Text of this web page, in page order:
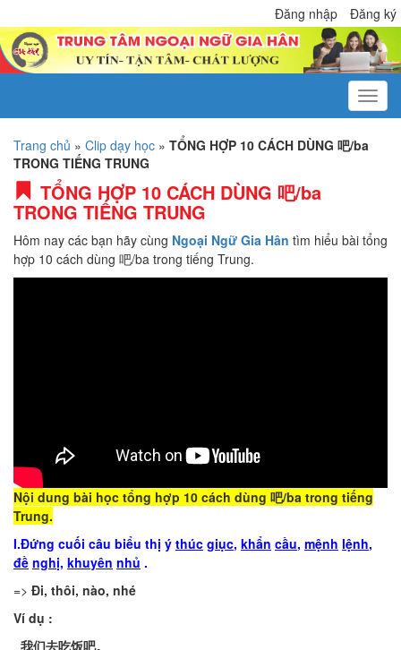
Đăng nhập Đăng ký
Trang chủ » Clip dạy học » TỔNG HỢP 10 CÁCH DÙNG 吧/ba
TRONG TIẾNG TRUNG
TỔNG HỢP 10 CÁCH DÙNG 吧/ba
TRONG TIẾNG TRUNG
Hôm nay các bạn hãy cùng Ngoại Ngữ Gia Hân tìm hiểu bài tổng
hợp 10 cách dùng 吧/ba trong tiếng Trung.
Nội dung bài học tổng hợp 10 cách dùng 吧/ba trong tiếng
Trung.
I.Đứng cuối câu biểu thị ý thúc giục, khẩn cầu, mệnh lệnh,
đề nghị, khuyên nhủ .
=> Đi, thôi, nào, nhé
Ví dụ :
我们去吃饭吧。